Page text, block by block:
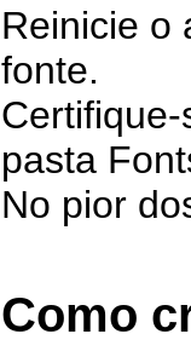
Reinicie o
fonte.
pasta
No pior
Como